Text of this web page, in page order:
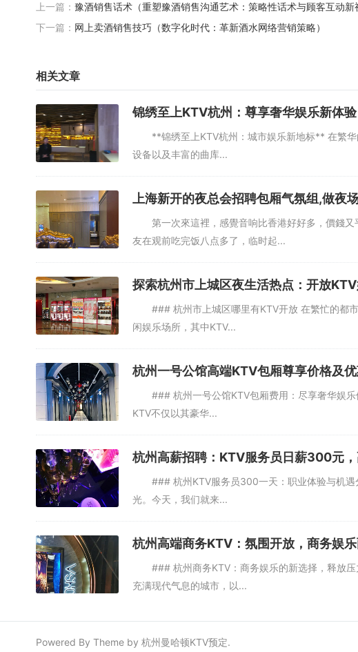
上一篇： 豫酒销售话术（重塑豫酒销售沟通艺术：策略性话术与顾客互动新
下一篇： 网上卖酒销售技巧（数字化时代：革新酒水网络营销策略）
相关文章
锦绣至上KTV杭州：尊享奢华娱乐新体验
**锦绣至上KTV杭州：城市娱乐新地标** 在繁华
设备以及丰富的曲库...
上海新开的夜总会招聘包厢气氛组,做夜
第一次來這裡，感覺音响比香港好好多，價錢又
友在观前吃完饭八点多了，临时起...
探索杭州市上城区夜生活热点：开放
### 杭州市上城区哪里有KTV开放 在繁忙的都市
闲娱乐场所，其中KTV...
杭州一号公馆高端KTV包厢尊享价格及
### 杭州一号公馆KTV包厢费用：尽享奢华娱乐
KTV不仅以其豪华...
杭州高薪招聘：KTV服务员日薪300元，
### 杭州KTV服务员300一天：职业体验与机遇
光。今天，我们就来...
杭州高端商务KTV：氛围开放，商务娱
### 杭州商务KTV：商务娱乐的新选择，释放压
充满现代气息的城市，以...
Powered By Theme by 杭州曼哈顿KTV预定.